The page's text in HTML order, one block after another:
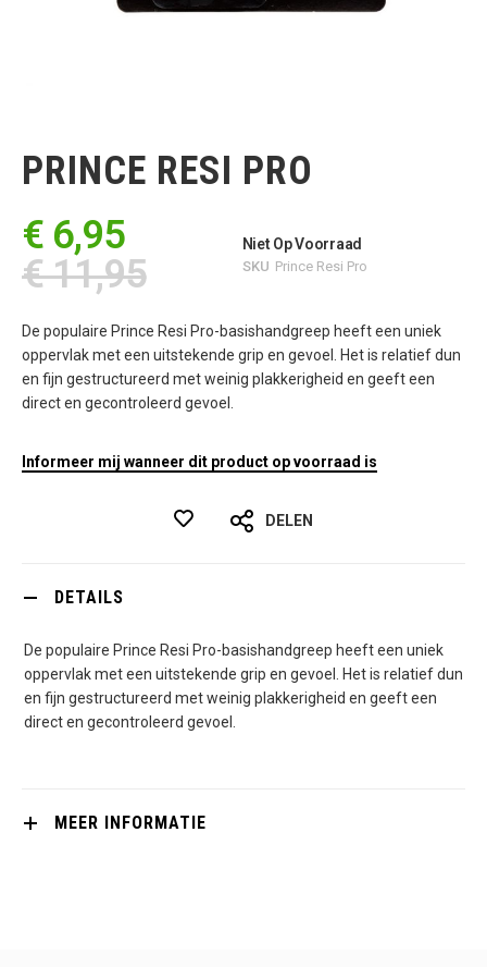
begin
van
afbeeldingen-
gallerij
PRINCE RESI PRO
€ 6,95
€ 11,95
Niet Op Voorraad
SKU Prince Resi Pro
De populaire Prince Resi Pro-basishandgreep heeft een uniek
oppervlak met een uitstekende grip en gevoel. Het is relatief dun
en fijn gestructureerd met weinig plakkerigheid en geeft een
direct en gecontroleerd gevoel.
Informeer mij wanneer dit product op voorraad is
DELEN
DETAILS
De populaire Prince Resi Pro-basishandgreep heeft een uniek
oppervlak met een uitstekende grip en gevoel. Het is relatief dun
en fijn gestructureerd met weinig plakkerigheid en geeft een
direct en gecontroleerd gevoel.
MEER INFORMATIE